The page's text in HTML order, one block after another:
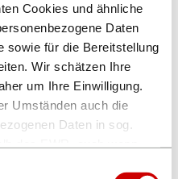
Cookies und ähnliche
Daten
sowie für die Bereitstellung
Wir schätzen Ihre
um Ihre Einwilligung.
Umständen auch die
Daten in sog.